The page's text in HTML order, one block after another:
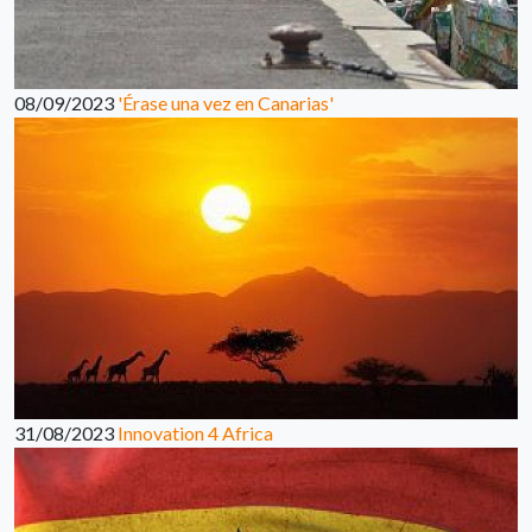
08/09/2023 'Érase una vez en Canarias'
31/08/2023 Innovation 4 Africa